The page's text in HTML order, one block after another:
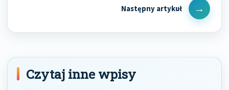
Next
Post
Czytaj inne wpisy